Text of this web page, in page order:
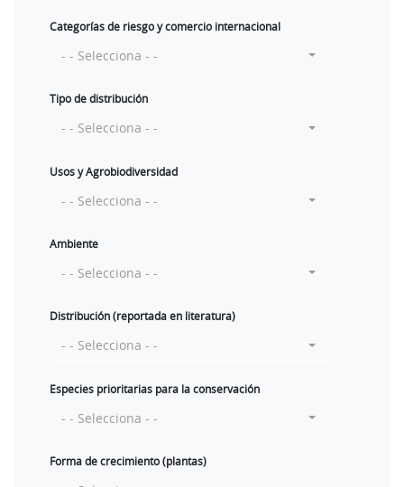
Categorías de riesgo y comercio internacional
- - Selecciona - -
Tipo de distribución
- - Selecciona - -
Usos y Agrobiodiversidad
- - Selecciona - -
Ambiente
- - Selecciona - -
Distribución (reportada en literatura)
- - Selecciona - -
Especies prioritarias para la conservación
- - Selecciona - -
Forma de crecimiento (plantas)